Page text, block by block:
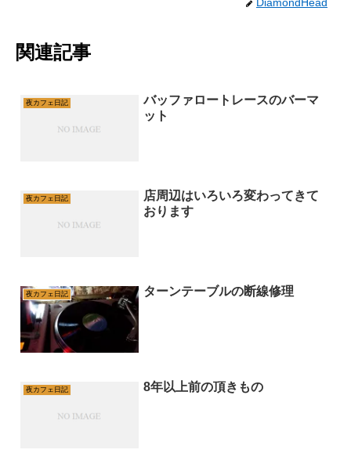
DiamondHead
関連記事
夜カフェ日記
バッファロートレースのバーマ
ット
夜カフェ日記
店周辺はいろいろ変わってきて
おります
夜カフェ日記 ターンテーブルの断線修理
夜カフェ日記 8年以上前の頂きもの